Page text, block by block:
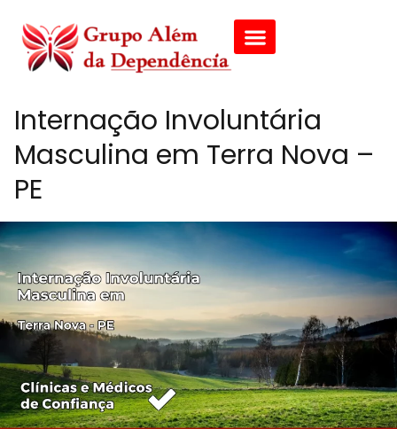
Internação Involuntária
Masculina em Terra Nova –
PE